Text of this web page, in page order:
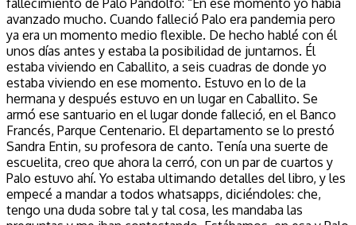
avanzado mucho. Cuando falleció Palo era pandemia pero
ya era un momento medio flexible. De hecho hablé con él
unos días antes y estaba la posibilidad de juntarnos. Él
estaba viviendo en Caballito, a seis cuadras de donde yo
estaba viviendo en ese momento. Estuvo en lo de la
hermana y después estuvo en un lugar en Caballito. Se
armó ese santuario en el lugar donde falleció, en el Banco
Francés, Parque Centenario. El departamento se lo prestó
Sandra Entin, su profesora de canto. Tenía una suerte de
escuelita, creo que ahora la cerró, con un par de cuartos y
Palo estuvo ahí. Yo estaba ultimando detalles del libro, y les
empecé a mandar a todos whatsapps, diciéndoles: che,
tengo una duda sobre tal y tal cosa, les mandaba las